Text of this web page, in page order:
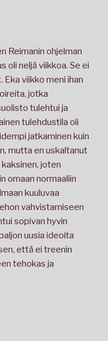
Reimanin ohjelman
oli neljä viikkoa. Se ei
viikko meni ihan
jotka
tulehtui ja
tulehdustila oli
jatkaminen kuin
mutta en uskaltanut
joten
omaan normaaliin
kuuluvaa
vahvistamiseen
sopivan hyvin
uusia ideoita
että ei treenin
tehokas ja